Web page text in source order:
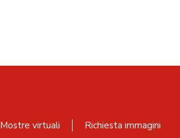
Mostre virtuali Richiesta immagini